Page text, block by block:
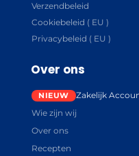
Verzendbeleid
Cookiebeleid ( EU )
Privacybeleid ( EU )
Over ons
Zakelijk
Wie zijn wij
Over ons
Recepten